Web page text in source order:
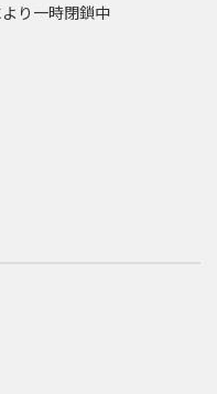
り一時閉鎖中